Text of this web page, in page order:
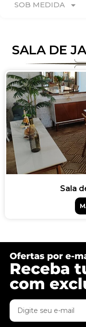
SOB MEDIDA
SALA DE
Sala